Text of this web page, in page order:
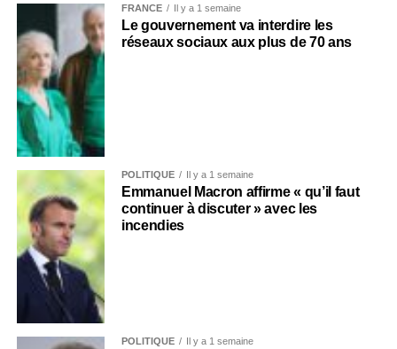
FRANCE Il y a 1 semaine
Le gouvernement va interdire les
réseaux sociaux aux plus de 70 ans
POLITIQUE Il y a 1 semaine
Emmanuel Macron affirme « qu’il faut
continuer à discuter » avec les
incendies
POLITIQUE Il y a 1 semaine